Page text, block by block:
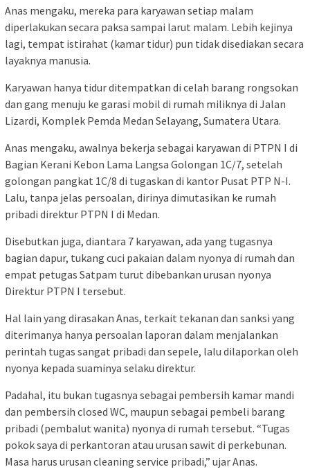
Anas mengaku, mereka para karyawan setiap malam
diperlakukan secara paksa sampai larut malam. Lebih kejinya
lagi, tempat istirahat (kamar tidur) pun tidak disediakan secara
layaknya manusia.
Karyawan hanya tidur ditempatkan di celah barang rongsokan
dan gang menuju ke garasi mobil di rumah miliknya di Jalan
Lizardi, Komplek Pemda Medan Selayang, Sumatera Utara.
Anas mengaku, awalnya bekerja sebagai karyawan di PTPN I di
Bagian Kerani Kebon Lama Langsa Golongan 1C/7, setelah
golongan pangkat 1C/8 di tugaskan di kantor Pusat PTP N-I.
Lalu, tanpa jelas persoalan, dirinya dimutasikan ke rumah
pribadi direktur PTPN I di Medan.
Disebutkan juga, diantara 7 karyawan, ada yang tugasnya
bagian dapur, tukang cuci pakaian dalam nyonya di rumah dan
empat petugas Satpam turut dibebankan urusan nyonya
Direktur PTPN I tersebut.
Hal lain yang dirasakan Anas, terkait tekanan dan sanksi yang
diterimanya hanya persoalan laporan dalam menjalankan
perintah tugas sangat pribadi dan sepele, lalu dilaporkan oleh
nyonya kepada suaminya selaku direktur.
Padahal, itu bukan tugasnya sebagai pembersih kamar mandi
dan pembersih closed WC, maupun sebagai pembeli barang
pribadi (pembalut wanita) nyonya di rumah tersebut. “Tugas
pokok saya di perkantoran atau urusan sawit di perkebunan.
Masa harus urusan cleaning service pribadi,” ujar Anas.